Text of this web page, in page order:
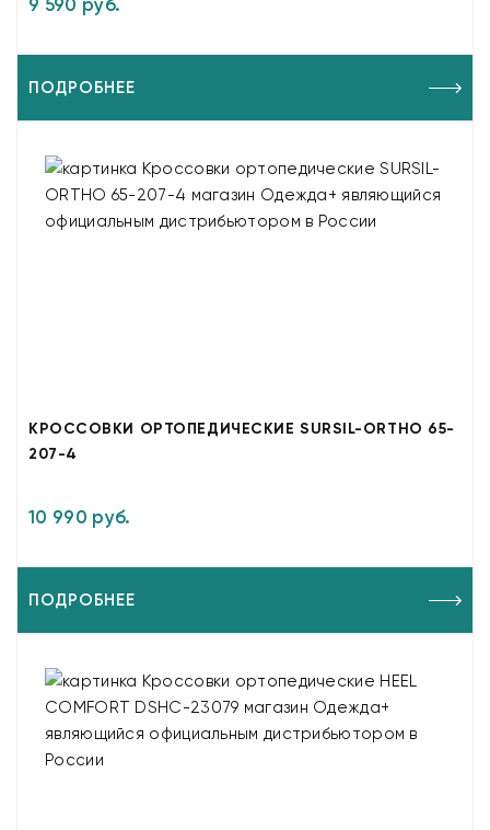
9 590 руб.
ПОДРОБНЕЕ
КРОССОВКИ ОРТОПЕДИЧЕСКИЕ SURSIL-ORTHO 65-
207-4
10 990 руб.
ПОДРОБНЕЕ